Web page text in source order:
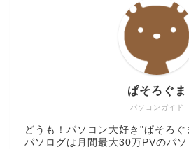
パソコンガイド
ぱそろぐま
どうも！パソコン大好き"ぱそろぐ
パソログは月間最大30万PVのパ